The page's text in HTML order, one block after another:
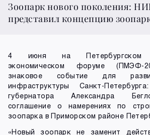
Зоопарк нового поколения:
представил концепцию
4 июня на Петербургском
экономическом форуме (ПМЭФ-
знаковое событие для
инфраструктуры
губернатора Александра
соглашение о намерениях по
зоопарка в Приморском районе
«Новый зоопарк не заменит